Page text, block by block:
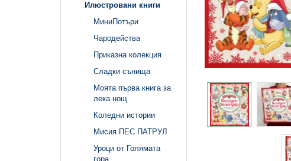
Илюстровани книги
МиниПотъри
Чародейства
Приказна колекция
Сладки сънища
Моята първа книга за
лека нощ
Коледни истории
Мисия ПЕС ПАТРУЛ
Уроци от Голямата
гора